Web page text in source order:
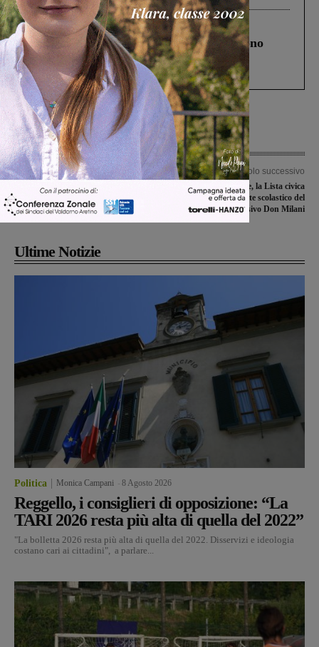
Cronaca 4 Agosto 2026
Un anno fa la strage in A1 in cui morirono
Gianni, Giulia e Franco. Lo schianto, il
processo, lo stop ai sorpassi fra tir....
Articolo precedente
A Reggello nasce il Centro di
Distribuzione Alimentare, per aiutare
le famiglie in difficoltà
Articolo successivo
Presepi nelle scuole, la Lista civica
scrive al Dirigente scolastico del
Comprensivo Don Milani
Ultime Notizie
Politica Monica Campani 8 Agosto 2026
Reggello, i consiglieri di opposizione: “La
TARI 2026 resta più alta di quella del 2022”
"La bolletta 2026 resta più alta di quella del 2022. Disservizi e ideologia
costano cari ai cittadini", a parlare...